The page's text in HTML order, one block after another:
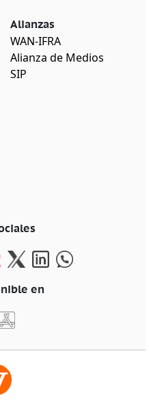
Alianzas
WAN-IFRA
Alianza de Medios
SIP
en